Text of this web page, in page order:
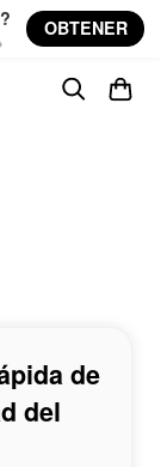
OBTENER
de
del